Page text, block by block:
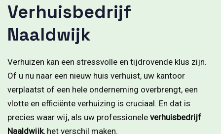
Verhuisbedrijf
Naaldwijk
Verhuizen kan een stressvolle en tijdrovende klus zijn.
Of u nu naar een nieuw huis verhuist, uw kantoor
verplaatst of een hele onderneming overbrengt, een
vlotte en efficiënte verhuizing is cruciaal. En dat is
precies waar wij, als uw professionele verhuisbedrijf
Naaldwijk, het verschil maken.